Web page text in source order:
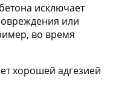
исключает
или
во время
хорошей адгезией